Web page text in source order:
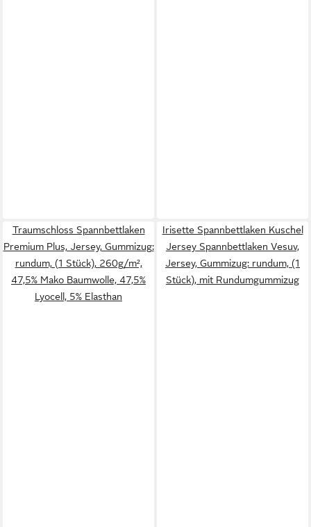
Traumschloss Spannbettlaken
Premium Plus, Jersey, Gummizug:
rundum, (1 Stück), 260g/m²,
47,5% Mako Baumwolle, 47,5%
Lyocell, 5% Elasthan
Irisette Spannbettlaken Kuschel
Jersey Spannbettlaken Vesuv,
Jersey, Gummizug: rundum, (1
Stück), mit Rundumgummizug